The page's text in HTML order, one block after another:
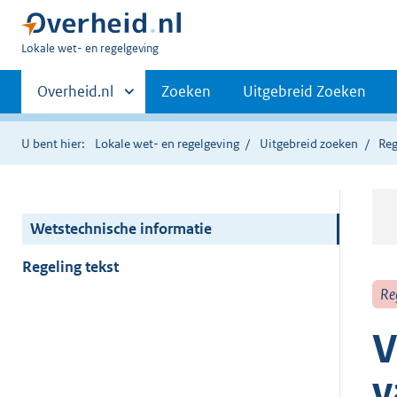
U
hier:
Lokale wet- en regelgeving
Primaire
navigatie
Andere
sites
binnen
Overheid.nl Zoeken Uitgebreid Zoeken
U bent hier: Lokale wet- en regelgeving Uitgebreid zoeken
Wetstechnische informatie
Regeling tekst